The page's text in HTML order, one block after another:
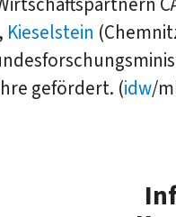
Kieselstein
gefördert. (idw/